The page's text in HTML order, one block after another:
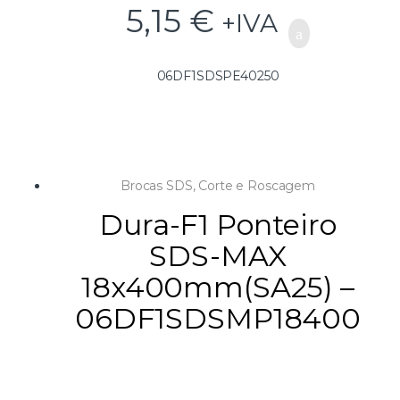
5,15 € +IVA
06DF1SDSPE40250
Brocas SDS, Corte e Roscagem
Dura-F1 Ponteiro
SDS-MAX
18x400mm(SA25) –
06DF1SDSMP18400